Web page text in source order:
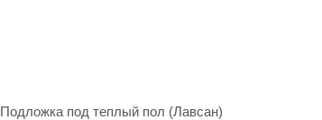
Подложка под теплый пол (Лавсан)